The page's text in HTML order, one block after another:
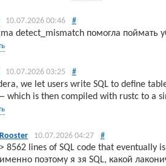
10.07.2026 00:46 #
detect_mismatch помогла поймать
10.07.2026 03:25 #
we let users write SQL to define
which is then compiled with rustc to a
Rooster 10.07.2026 04:27 #
> 8562 lines of SQL code that eventually
именно поэтому я зя SQL, какой